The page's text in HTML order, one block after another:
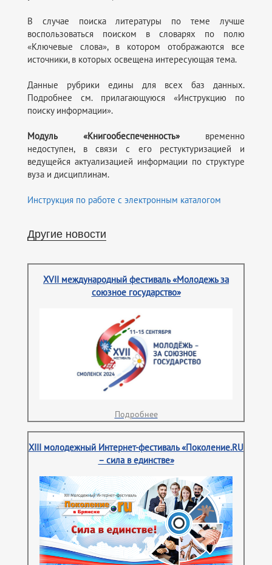
В случае поиска литературы по теме лучше
воспользоваться поиском в словарях по полю
«Ключевые слова», в котором отображаются все
источники, в которых освещена интересующая тема.
Данные рубрики едины для всех баз данных.
Подробнее см. прилагающуюся «Инструкцию по
поиску информации».
Модуль «Книгообеспеченность»временно
недоступен, в связи с его рестуктуризацией и
ведущейся актуализацией информации по структуре
вуза и дисциплинам.
Инструкция по работе с электронным каталогом
Другие новости
XVII международный фестиваль «Молодежь за
союзное государство»
Подробнее
XIII молодежный Интернет-фестиваль «Поколение.RU
– сила в единстве»